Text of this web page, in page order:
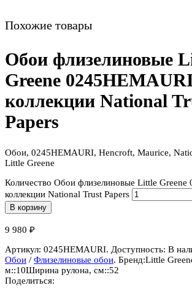
Похожие товары
Обои флизелиновые
Greene
коллекции National
Papers
Обои, 0245HEMAURI, Hencroft, Maurice,
Little Greene
Количество Обои флизелиновые Little
коллекции National Trust Papers
В корзину
9 980 ₽
Артикул: 0245HEMAURI. Доступность: В
Обои / Флизелиновые обои. Бренд:Little
м::10Ширина рулона, см::52
Поделиться: